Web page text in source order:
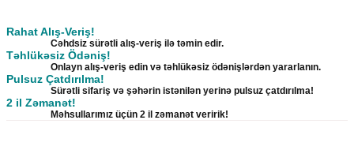
Rahat Alış-Veriş!
Cəhdsiz sürətli alış-veriş ilə təmin edir.
Təhlükəsiz Ödəniş!
Onlayn alış-veriş edin və təhlükəsiz ödənişlərdən yararlanın.
Pulsuz Çatdırılma!
Sürətli sifariş və şəhərin istənilən yerinə pulsuz çatdırılma!
2 il Zəmanət!
Məhsullarımız üçün 2 il zəmanət veririk!